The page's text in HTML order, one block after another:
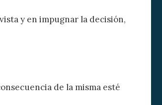
y en impugnar la decisión,
de la misma esté